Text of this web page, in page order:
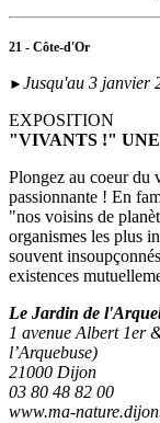
21 - Côte-d'Or
► Jusqu'au 3 janvier
EXPOSITION
"VIVANTS !"
Plongez au coeur du
passionnante ! En
"nos voisins de
organismes les plus
souvent
existences
Le Jardin de
1 avenue Albert 1er
l’Arquebuse)
21000 Dijon
03 80 48 82 00
www.ma-